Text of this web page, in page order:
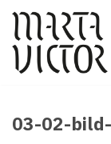
Zum
Inhalt
springen
03-02-